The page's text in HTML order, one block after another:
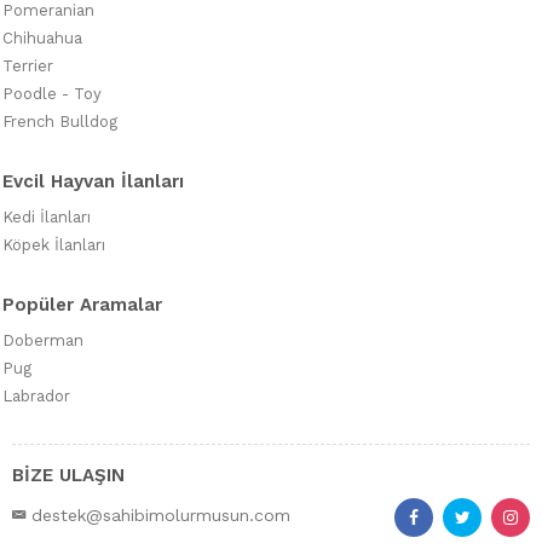
Pomeranian
Chihuahua
Terrier
Poodle - Toy
French Bulldog
Evcil Hayvan İlanları
Kedi İlanları
Köpek İlanları
Popüler Aramalar
Doberman
Pug
Labrador
BİZE ULAŞIN
destek@sahibimolurmusun.com